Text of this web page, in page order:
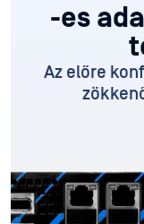
-es
Az előre